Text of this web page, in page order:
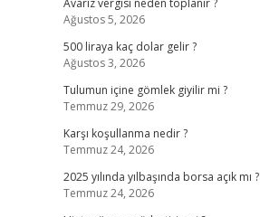
Avarız vergisi neden toplanır ?
Ağustos 5, 2026
500 liraya kaç dolar gelir ?
Ağustos 3, 2026
Tulumun içine gömlek giyilir mi ?
Temmuz 29, 2026
Karşı koşullanma nedir ?
Temmuz 24, 2026
2025 yılında yılbaşında borsa açık mı ?
Temmuz 24, 2026